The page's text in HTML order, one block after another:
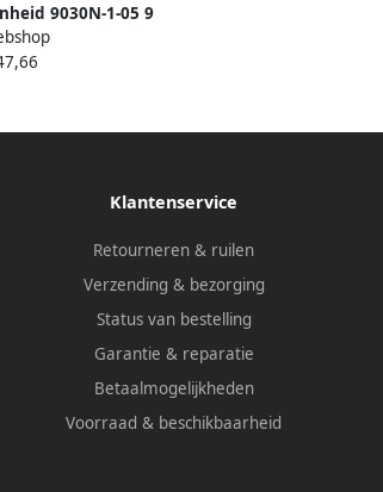
9030N-1-05 9
Klantenservice
Retourneren & ruilen
Verzending & bezorging
Status van bestelling
Garantie & reparatie
Betaalmogelijkheden
Voorraad & beschikbaarheid